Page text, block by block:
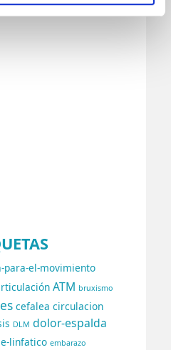
para-el-movimiento
ATM bruxismo
cefalea circulacion
DLM dolor-espalda
linfatico embarazo